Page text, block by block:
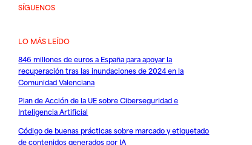
SÍGUENOS
LO MÁS LEÍDO
846 millones de euros a España para apoyar la
recuperación tras las inundaciones de 2024 en la
Comunidad Valenciana
Plan de Acción de la UE sobre Ciberseguridad e
Inteligencia Artificial
Código de buenas prácticas sobre marcado y etiquetado
de contenidos generados por IA